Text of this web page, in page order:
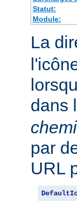
Statut:
Module:
La
dans
par
URL